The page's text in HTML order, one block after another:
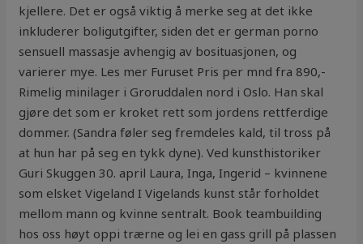
kjellere. Det er også viktig å merke seg at det ikke
inkluderer boligutgifter, siden det er german porno
sensuell massasje avhengig av bosituasjonen, og
varierer mye. Les mer Furuset Pris per mnd fra 890,-
Rimelig minilager i Groruddalen nord i Oslo. Han skal
gjøre det som er kroket rett som jordens rettferdige
dommer. (Sandra føler seg fremdeles kald, til tross på
at hun har på seg en tykk dyne). Ved kunsthistoriker
Guri Skuggen 30. april Laura, Inga, Ingerid – kvinnene
som elsket Vigeland I Vigelands kunst står forholdet
mellom mann og kvinne sentralt. Book teambuilding
hos oss høyt oppi trærne og lei en gass grill på plassen